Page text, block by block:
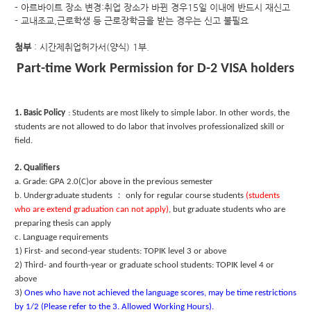
- 아르바이트 장소 변경:취업 장소가 바뀐 경우15일 이내에 반드시 재신고
- 교내조교, 근로학생 등 근로장학금을 받는 경우는 신고 불필요
첨부 : 시간제취업허가서 (양식) 1 부.
Part-time Work Permission for D-2 VISA holders
1. Basic Policy : Students are most likely to simple labor. In other words, the
students are not allowed to do labor that involves professionalized skill or
field.
2. Qualifiers
a. Grade: GPA 2.0(C)or above in the previous semester
b. Undergraduate students
： only for regular course students (students
who are extend graduation can not apply), but graduate students who are
preparing thesis can apply
c. Language requirements
1) First- and second-year students: TOPIK level 3 or above
2) Third- and fourth-year or graduate school students: TOPIK level 4 or
above
3) Ones who have not achieved the language scores, may be time restrictions
by 1/2 (Please refer to the 3. Allowed Working Hours).